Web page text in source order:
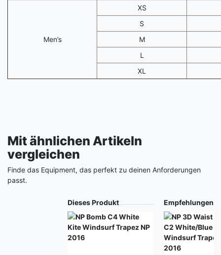
Men’s
XS
S
M
L
XL
Mit ähnlichen Artikeln
vergleichen
Finde das Equipment, das perfekt zu deinen Anforderungen
passt.
Dieses Produkt Empfehlungen